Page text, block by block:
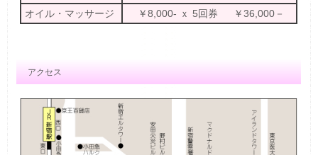
オイル・マッサージ
￥8,000- ｘ 5回券 ￥36,000－
アクセス